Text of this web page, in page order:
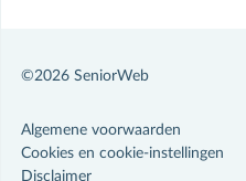
©2026 SeniorWeb
Algemene voorwaarden
Cookies en cookie-instellingen
Disclaimer